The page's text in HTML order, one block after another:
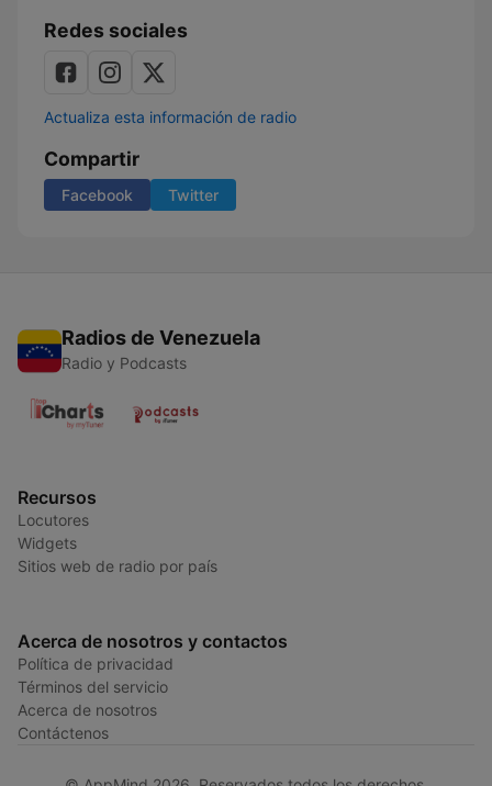
Redes sociales
Actualiza esta información de radio
Compartir
Facebook Twitter
Radios de Venezuela
Radio y Podcasts
Recursos
Locutores
Widgets
Sitios web de radio por país
Acerca de nosotros y contactos
Política de privacidad
Términos del servicio
Acerca de nosotros
Contáctenos